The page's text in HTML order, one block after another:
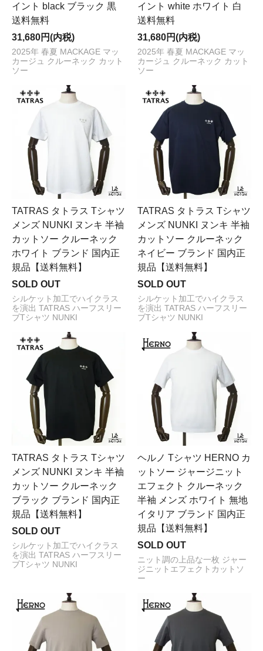
イント black ブラック 黒
送料無料
31,680円(内税)
2025年 春夏 MACKAGE マッ
カージュ クルーネック カット
ソー
イント white ホワイト 白
送料無料
31,680円(内税)
2025年 春夏 MACKAGE マッ
カージュ クルーネック カット
ソー
TATRAS タトラス Tシャツ
メンズ NUNKI ヌンキ 半袖
カットソー クルーネック
ホワイト ブランド 国内正
規品【送料無料】
SOLD OUT
シルケット加工でハイクラス
を演出 TATRAS ハーフスリー
ブTシャツ NUNKI
TATRAS タトラス Tシャツ
メンズ NUNKI ヌンキ 半袖
カットソー クルーネック
ネイビー ブランド 国内正
規品【送料無料】
SOLD OUT
シルケット加工でハイクラス
を演出 TATRAS ハーフスリー
ブTシャツ NUNKI
TATRAS タトラス Tシャツ
メンズ NUNKI ヌンキ 半袖
カットソー クルーネック
ブラック ブランド 国内正
規品【送料無料】
SOLD OUT
シルケット加工でハイクラス
を演出 TATRAS ハーフスリー
ブTシャツ NUNKI
ヘルノ Tシャツ HERNO カ
ットソー ジャージニット
エフェクト クルーネック
半袖 メンズ ホワイト 無地
イタリア ブランド 国内正
規品【送料無料】
SOLD OUT
ニット調の上品な一枚 ジャー
ジニットエフェクトカットソ
ー